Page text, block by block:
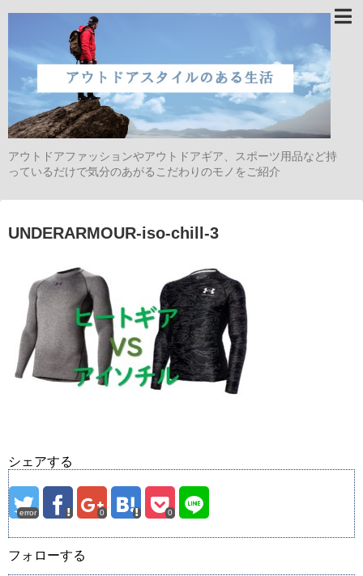
アウトドアファッションやアウトドアギア、スポーツ用品など持
っているだけで気分のあがるこだわりのモノをご紹介
UNDERARMOUR-iso-chill-3
シェアする
error 0 0
フォローする